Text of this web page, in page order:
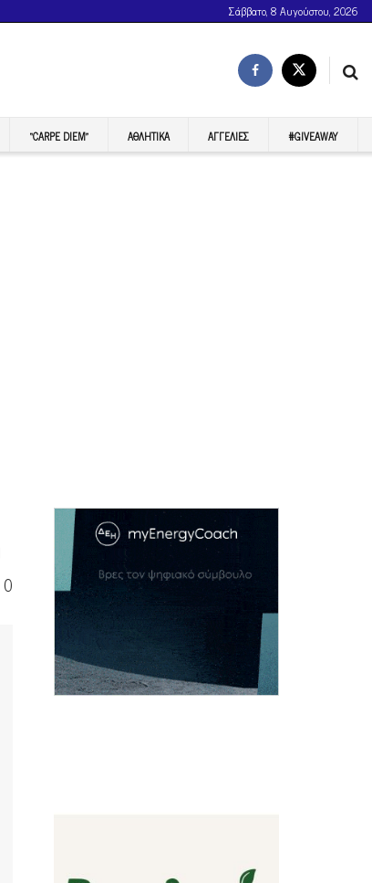
Σάββατο, 8 Αυγούστου, 2026
“CARPE DIEM” ΑΘΛΗΤΙΚΆ ΑΓΓΕΛΊΕΣ #GIVEAWAY
0